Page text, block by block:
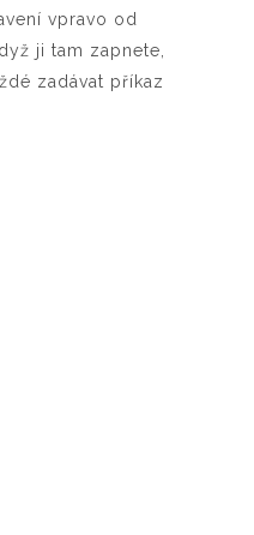
vpravo od
ji tam zapnete,
zadávat příkaz